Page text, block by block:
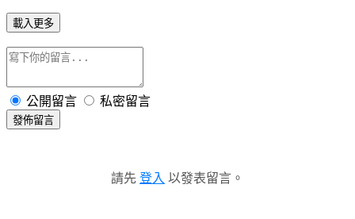
載入更多
公開留言 私密留言
發佈留言
請先 登入 以發表留言。